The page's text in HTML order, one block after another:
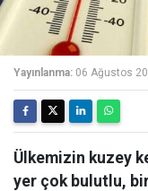
Yayınlanma: 06 Ağustos
Ülkemizin kuzey
yer çok bulutlu,